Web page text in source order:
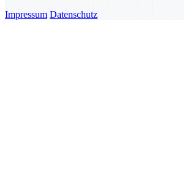
Impressum Datenschutz